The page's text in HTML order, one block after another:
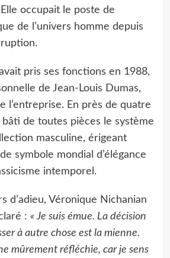
occupait le poste de
de l’univers homme depuis
pris ses fonctions en 1988,
de Jean-Louis Dumas,
l’entreprise. En près de quatre
de toutes pièces le système
masculine, érigeant
symbole mondial d’élégance
intemporel.
d’adieu, Véronique Nichanian
: « Je suis émue. La décision
à autre chose est la mienne.
mûrement réfléchie, car je sens